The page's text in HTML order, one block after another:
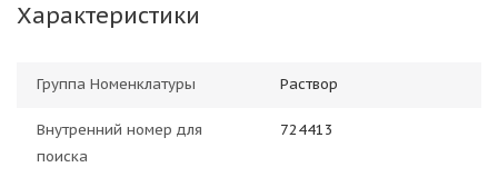
Характеристики
Группа Номенклатуры Раствор
Внутренний номер для
поиска
724413